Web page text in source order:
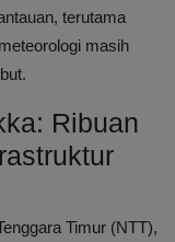
terutama
masih
Ribuan
Timur (NTT),